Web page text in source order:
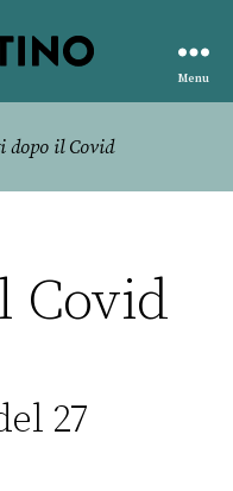
Menu
dopo il Covid
Covid
27